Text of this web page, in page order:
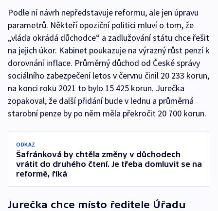
Podle ní návrh nepředstavuje reformu, ale jen úpravu
parametrů. Někteří opoziční politici mluví o tom, že
„vláda okrádá důchodce“ a zadlužování státu chce řešit
na jejich úkor. Kabinet poukazuje na výrazný růst penzí k
dorovnání inflace. Průměrný důchod od České správy
sociálního zabezpečení letos v červnu činil 20 233 korun,
na konci roku 2021 to bylo 15 425 korun. Jurečka
zopakoval, že další přidání bude v lednu a průměrná
starobní penze by po něm měla překročit 20 700 korun.
ODKAZ
Šafránková by chtěla změny v důchodech
vrátit do druhého čtení. Je třeba domluvit se na
reformě, říká
Jurečka chce místo ředitele Úřadu